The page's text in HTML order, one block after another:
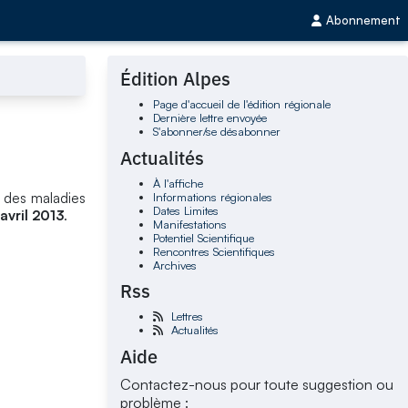
Abonnement
maladies
2013.
Édition Alpes
Page d'accueil de l'édition régionale
Dernière lettre envoyée
S'abonner/se désabonner
Actualités
À l'affiche
Informations régionales
Dates Limites
Manifestations
Potentiel Scientifique
Rencontres Scientifiques
Archives
Rss
Lettres
Actualités
Aide
Contactez-nous pour toute suggestion ou
problème :